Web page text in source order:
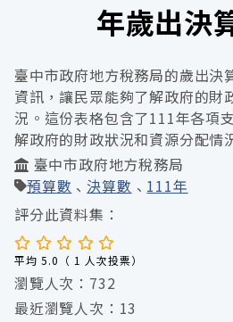
年歲出決
臺中市政府地方稅務局的歲出決
資訊，讓民眾能夠了解政府的財
況。這份表格包含了111年各項
解政府的財政狀況和資源分配情
臺中市政府地方稅務局
預算數
決算數
111年
評分此資料集：
平均 5.0（ 1 人次投票）
瀏覽人次：732
最近瀏覽人次：13